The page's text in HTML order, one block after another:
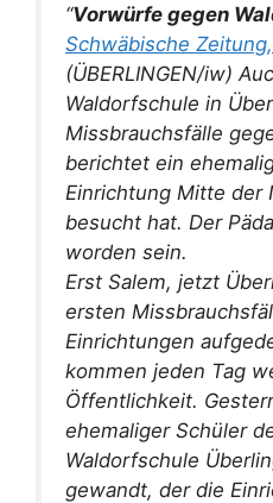
“Vorwürfe gegen
Schwäbische
(ÜBERLINGEN/iw)
Waldorfschule in
Missbrauchsfälle
berichtet ein
Einrichtung Mitte der
besucht hat. Der
worden sein.
Erst Salem, jetzt
ersten
Einrichtungen
kommen jeden Tag
Öffentlichkeit.
ehemaliger Schüler
Waldorfschule
gewandt, der die